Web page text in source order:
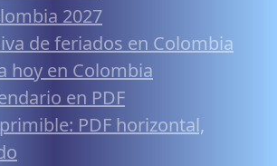
2027
de feriados en Colombia
hoy en Colombia
en PDF
PDF horizontal,